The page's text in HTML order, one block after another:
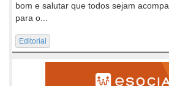
bom e salutar que todos sejam
para o...
Editorial